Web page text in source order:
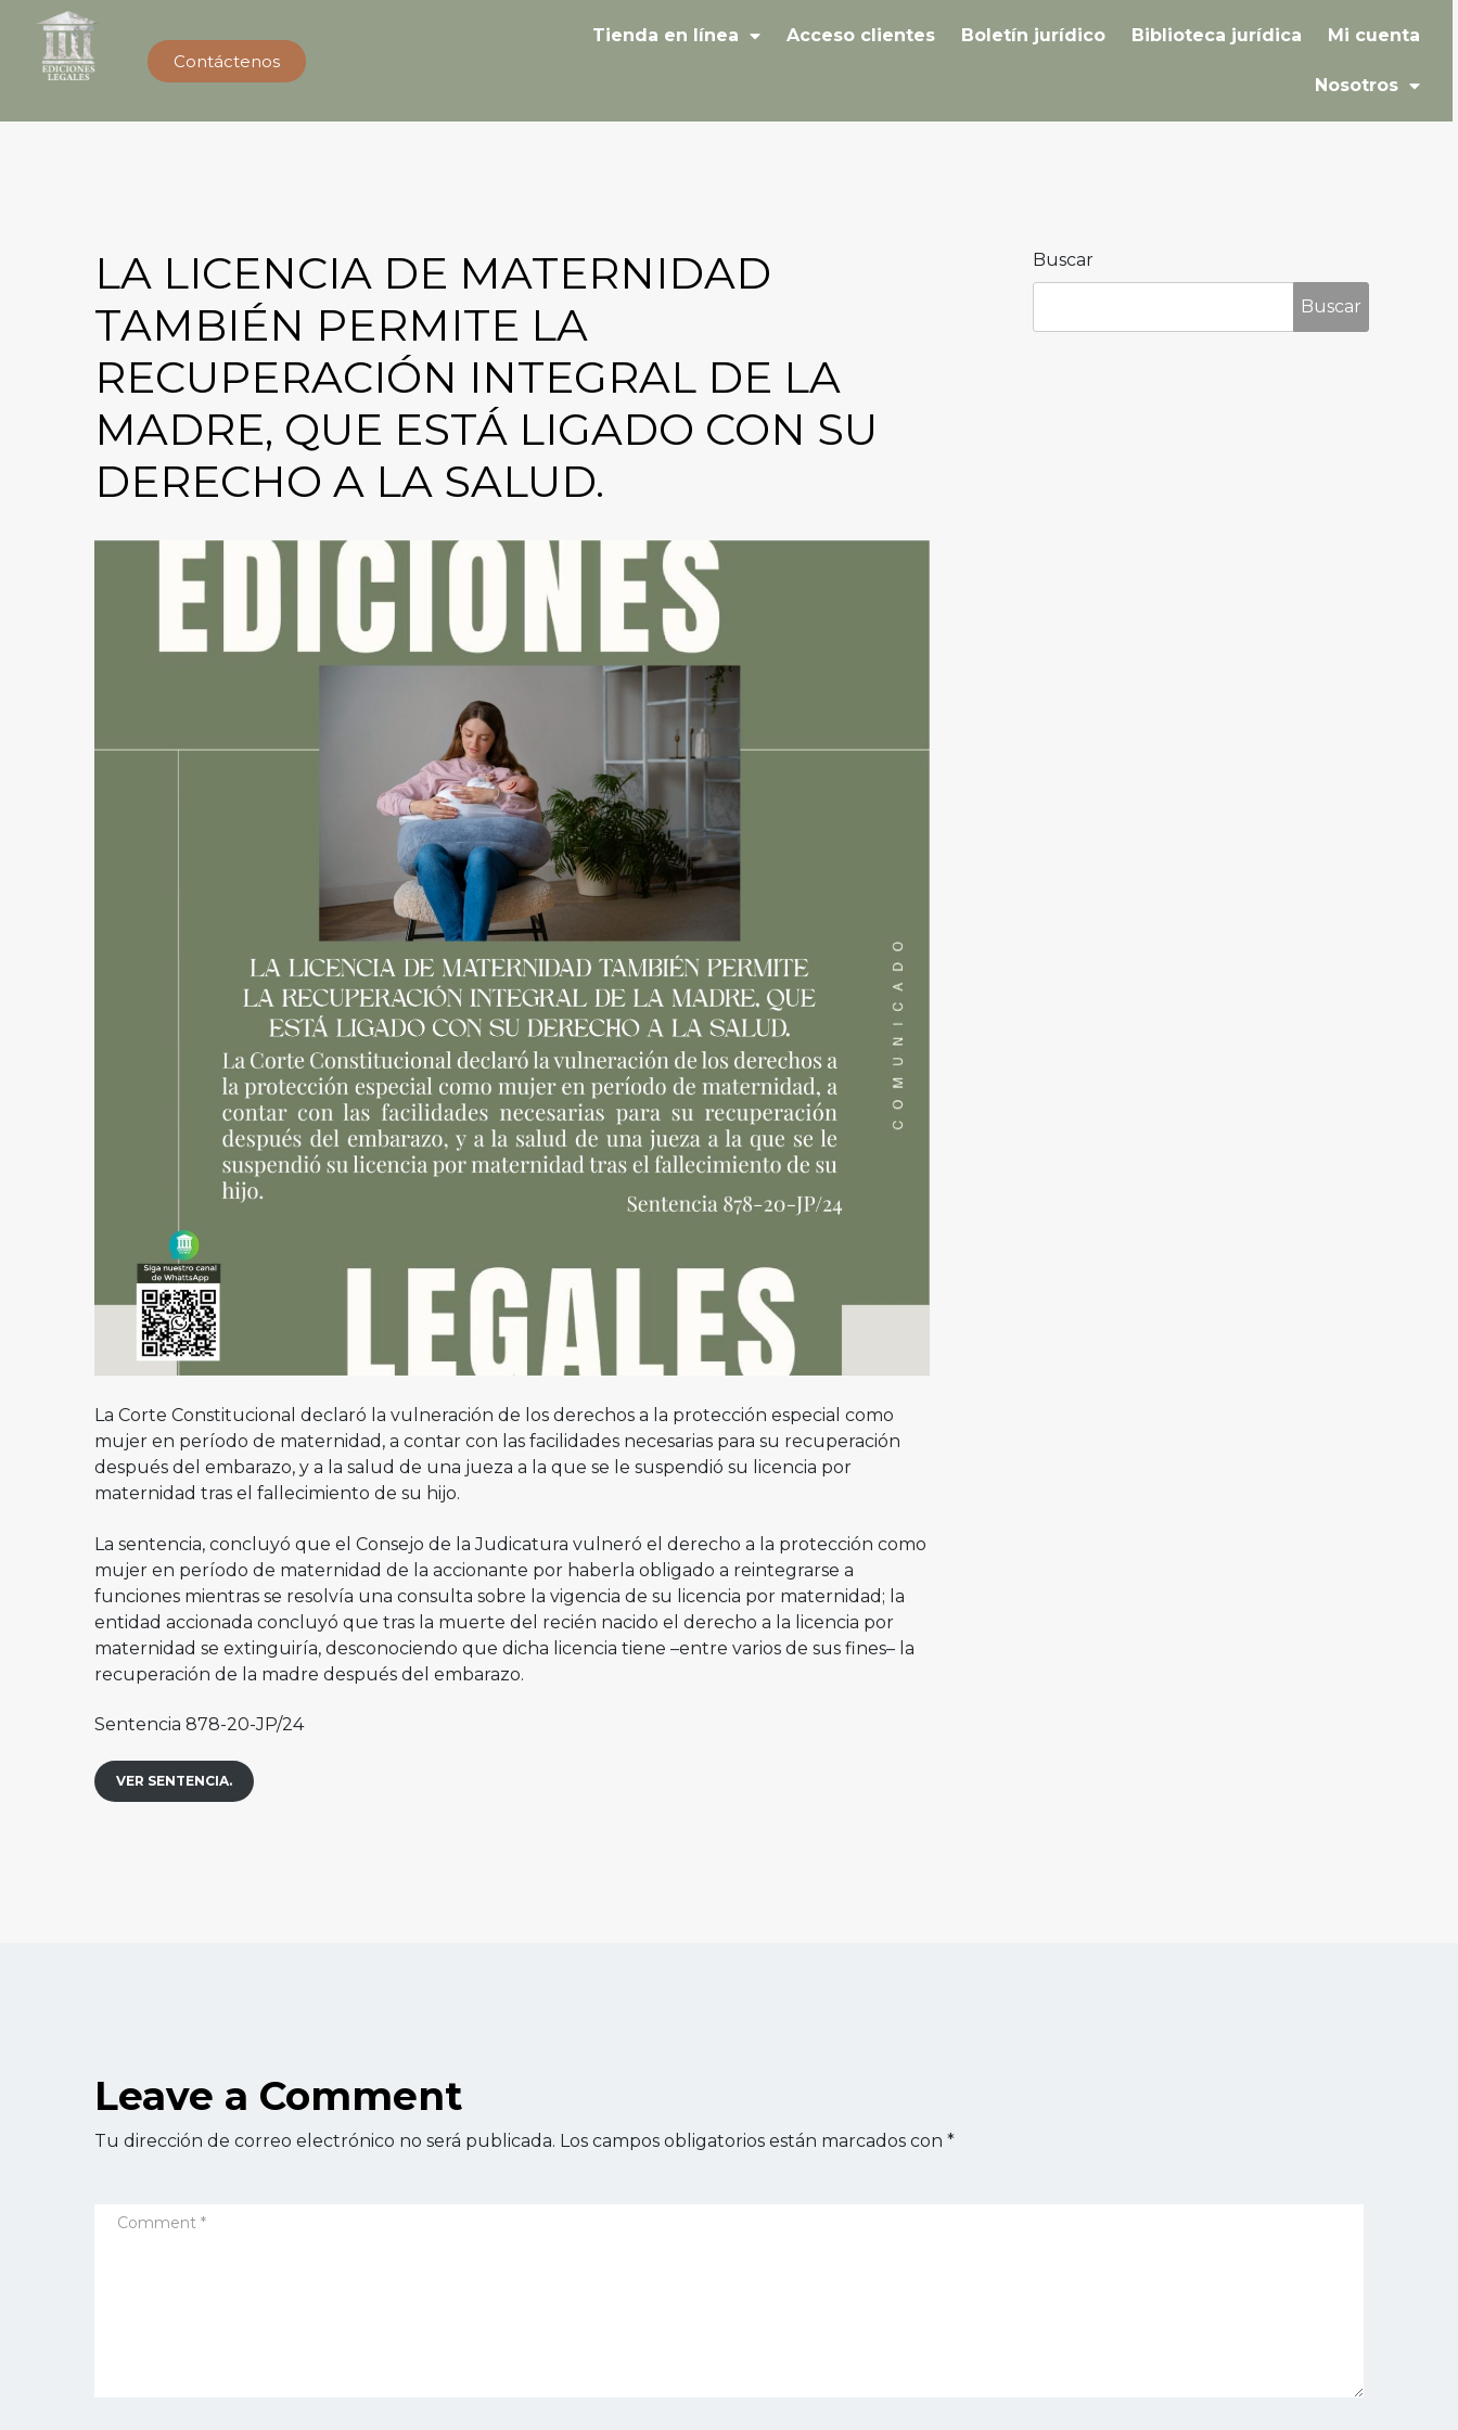
Contáctenos
Tienda en línea Acceso clientes Boletín jurídico Biblioteca jurídica Mi cuenta
Nosotros
Buscar
Buscar
LA LICENCIA DE MATERNIDAD
TAMBIÉN PERMITE LA
RECUPERACIÓN INTEGRAL DE LA
MADRE, QUE ESTÁ LIGADO CON SU
DERECHO A LA SALUD.
La Corte Constitucional declaró la vulneración de los derechos a la protección especial como
mujer en período de maternidad, a contar con las facilidades necesarias para su recuperación
después del embarazo, y a la salud de una jueza a la que se le suspendió su licencia por
maternidad tras el fallecimiento de su hijo.
La sentencia, concluyó que el Consejo de la Judicatura vulneró el derecho a la protección como
mujer en período de maternidad de la accionante por haberla obligado a reintegrarse a
funciones mientras se resolvía una consulta sobre la vigencia de su licencia por maternidad; la
entidad accionada concluyó que tras la muerte del recién nacido el derecho a la licencia por
maternidad se extinguiría, desconociendo que dicha licencia tiene –entre varios de sus fines– la
recuperación de la madre después del embarazo.
Sentencia 878-20-JP/24
VER SENTENCIA.
Leave a Comment
Tu dirección de correo electrónico no será publicada. Los campos obligatorios están marcados con *